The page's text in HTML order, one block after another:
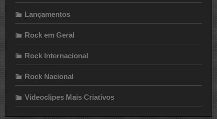
Lançamentos
Rock em Geral
Rock Internacional
Rock Nacional
Videoclipes Mais Criativos